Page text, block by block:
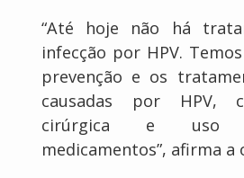
“Até hoje não há
infecção por HPV.
prevenção e os
causadas por HPV,
cirúrgica e uso
medicamentos”, afirma a